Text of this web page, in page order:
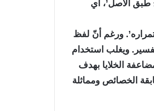
طبق الأصل’، أي
ورغم أنّ لفظ
ويغلب استخدام
الخلايا بهدف
الخصائص ومماثلة